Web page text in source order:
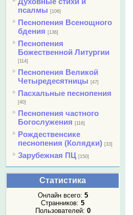
псалмы [106]
Песнопения Всенощного
бдения [136]
Песнопения
Божественной Литургии
[114]
Песнопения Великой
Четыредесятницы [47]
Пасхальные песнопения
[40]
Песнопения частного
Богослужения [116]
Рождественсике
песнопения (Колядки) [33]
Зарубежная ПЦ [150]
Статистика
Онлайн всего: 5
Странников: 5
Пользователей: 0